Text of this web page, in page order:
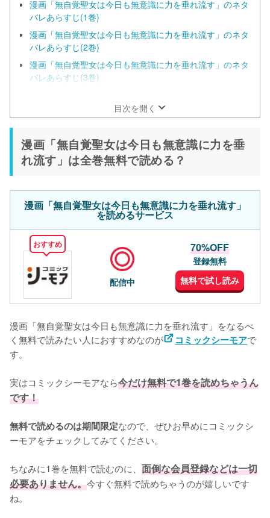
漫画「無自覚聖女は今日も無意識に力を垂れ流す」のネタ
バレあらすじ(1巻)
漫画「無自覚聖女は今日も無意識に力を垂れ流す」のネタ
バレあらすじ(2巻)
漫画「無自覚聖女は今日も無意識に力を垂れ流す」のネタ
バレあらすじ(3巻)
目次を開く
漫画「無自覚聖女は今日も無意識に力を垂
れ流す」は全巻無料で読める？
漫画「無自覚聖女は今日も無意識に力を垂れ流す」
を読めるサービス
おすすめ
配信中
70%OFF
登録無料
無料で試し読み
漫画「無自覚聖女は今日も無意識に力を垂れ流す」をなるべ
く無料で読みたい人におすすめなのが
コミックシーモアで
す。
実はコミックシーモアなら今だけ無料で1巻を読めちゃうん
です！
無料で読めるのは期間限定なので、ぜひお早めにコミックシ
ーモアをチェックしてみてください。
ちなみに1巻を無料で読むのに、 面倒な会員登録などは一切
必要ありません。今すぐ無料で読めちゃうのが嬉しいです
ね。